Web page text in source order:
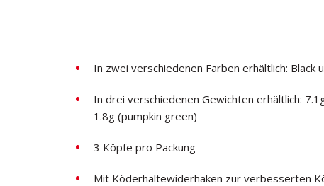
In zwei verschiedenen Farben erhältlich: Black
In drei verschiedenen Gewichten erhältlich:
1.8g (pumpkin green)
3 Köpfe pro Packung
Mit Köderhaltewiderhaken zur verbesserten